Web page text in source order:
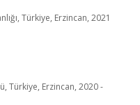
Türkiye, Erzincan, 2021
Türkiye, Erzincan, 2020 -